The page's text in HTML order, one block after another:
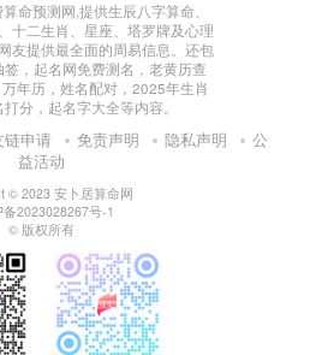
命预测网,提供生辰八字算命、
十二生肖、星座、塔罗牌及心理
友提供最全面的周易信息。还包
，起名网免费测名，老黄历查
年历，姓名配对，2025年生肖
分，起名字大全等内容。
链申请 免责声明 隐私声明
公
益活动
© 2023安卜居算命网
2023028267号-1
© 版权所有